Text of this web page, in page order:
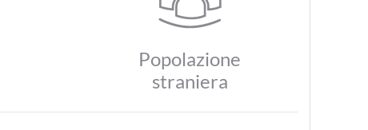
Popolazione
straniera